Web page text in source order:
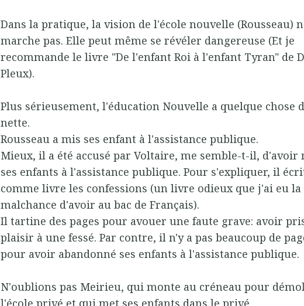
Dans la pratique, la vision de l'école nouvelle (Rousseau)
marche pas. Elle peut même se révéler dangereuse (Et je
recommande le livre "De l'enfant Roi à l'enfant Tyran" de
Pleux).
Plus sérieusement, l'éducation Nouvelle a quelque chose
nette.
Rousseau a mis ses enfant à l'assistance publique.
Mieux, il a été accusé par Voltaire, me semble-t-il, d'avoir
ses enfants à l'assistance publique. Pour s'expliquer, il
comme livre les confessions (un livre odieux que j'ai eu la
malchance d'avoir au bac de Français).
Il tartine des pages pour avouer une faute grave: avoir
plaisir à une fessé. Par contre, il n'y a pas beaucoup de
pour avoir abandonné ses enfants à l'assistance publique.
N'oublions pas Meirieu, qui monte au créneau pour
l'école privé et qui met ses enfants dans le privé...